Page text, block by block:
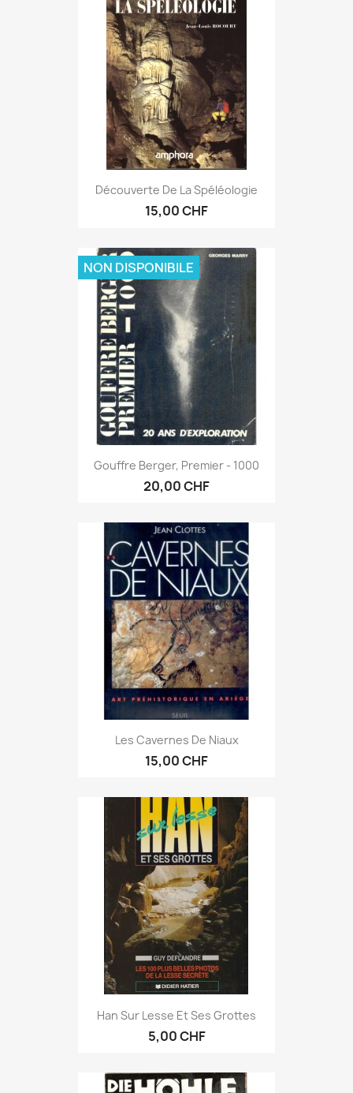
Découverte De La Spéléologie
15,00 CHF
Gouffre Berger, Premier - 1000
20,00 CHF
NON DISPONIBILE
Les Cavernes De Niaux
15,00 CHF
Han Sur Lesse Et Ses Grottes
5,00 CHF